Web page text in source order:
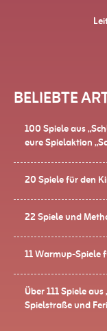
BELIEBTE
100 Spiele aus
eure Spielaktion
20 Spiele für den
22 Spiele und
11 Warmup-Spiele
Über 111 Spiele
Spielstraße und